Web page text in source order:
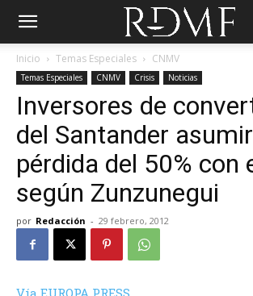
Inicio Temas Especiales CNMV
Temas Especiales CNMV Crisis Noticias
Inversores de
del Santander
pérdida del 50% con
según Zunzunegui
por Redacción - 29 febrero, 2012
Vía EUROPA PRESS